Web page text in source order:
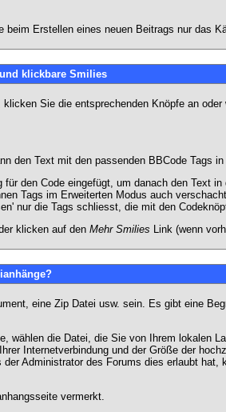
Erstellen eines neuen Beitrags nur das
klickbare Smilies
Sie die entsprechenden Knöpfe an
den Text mit den passenden BBCode Tags
den Code eingefügt, um danach den Text
Tags im Erweiterten Modus auch
nur die Tags schliesst, die mit den
klicken auf den Mehr Smilies Link (wenn
eine Zip Datei usw. sein. Es gibt eine
die Datei, die Sie von Ihrem lokalen
Internetverbindung und der Größe der
Administrator des Forums dies erlaubt
vermerkt.